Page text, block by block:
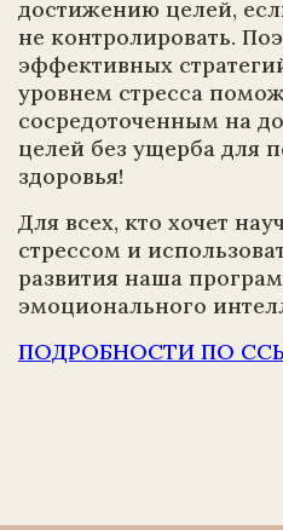
достижению целей,
не контролировать.
эффективных
уровнем стресса
сосредоточенным на
целей без ущерба для
здоровья!
Для всех, кто хочет
стрессом и
развития наша
эмоционального
ПОДРОБНОСТИ ПО